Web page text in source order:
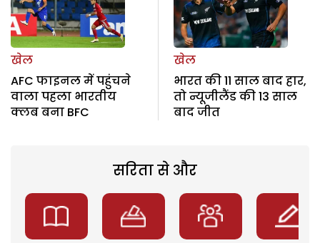
खेल
AFC फाइनल में पहुंचने
वाला पहला भारतीय
क्लब बना BFC
खेल
भारत की 11 साल बाद हार,
तो न्यूजीलैंड की 13 साल
बाद जीत
सरिता से और